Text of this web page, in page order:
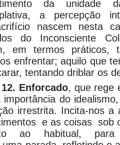
da unidade
a percepção
nascem nesta
do Inconsciente
em termos práticos,
enfrentar; aquilo que
tentando driblar os
12. Enforcado, que rege
importância do
irrestrita. Incita-nos
e as coisas sob
ao habitual, para